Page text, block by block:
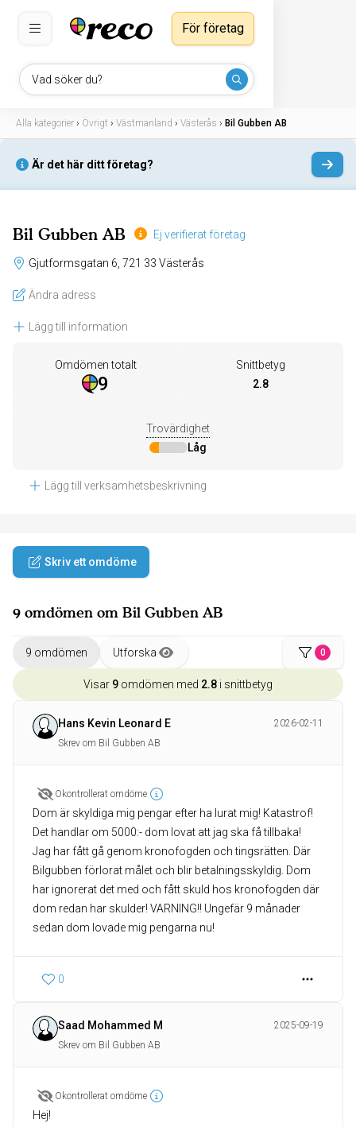
Vad söker du?
För företag
Alla kategorier › Övrigt › Västmanland › Västerås › Bil Gubben AB
Är det här ditt företag?
Bil Gubben AB Ej verifierat företag
Gjutformsgatan 6, 721 33 Västerås
Ändra adress
Lägg till information
Omdömen totalt
9
Snittbetyg
2.8
Trovärdighet
Låg
Lägg till verksamhetsbeskrivning
Skriv ett omdöme
9 omdömen om Bil Gubben AB
9 omdömen Utforska 0
Visar 9 omdömen med 2.8 i snittbetyg
Hans Kevin Leonard E
2026-02-11
Skrev om Bil Gubben AB
Okontrollerat omdöme
Dom är skyldiga mig pengar efter ha lurat mig! Katastrof!
Det handlar om 5000:- dom lovat att jag ska få tillbaka!
Jag har fått gå genom kronofogden och tingsrätten. Där
Bilgubben förlorat målet och blir betalningsskyldig. Dom
har ignorerat det med och fått skuld hos kronofogden där
dom redan har skulder! VARNING!! Ungefär 9 månader
sedan dom lovade mig pengarna nu!
0
Saad Mohammed M
2025-09-19
Skrev om Bil Gubben AB
Okontrollerat omdöme
Hej!